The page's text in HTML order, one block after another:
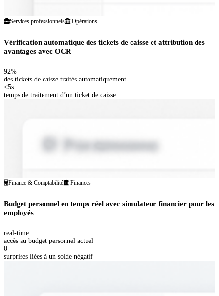
Services professionnels Opérations
Vérification automatique des tickets de caisse et attribution des
avantages avec OCR
92%
des tickets de caisse traités automatiquement
<5s
temps de traitement d’un ticket de caisse
Finance & Comptabilité Finances
Budget personnel en temps réel avec simulateur financier pour les
employés
real-time
accès au budget personnel actuel
0
surprises liées à un solde négatif